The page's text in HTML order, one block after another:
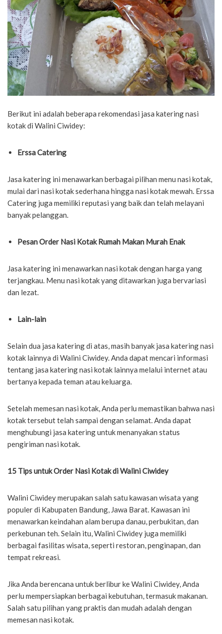
Berikut ini adalah beberapa rekomendasi jasa katering nasi
kotak di Walini Ciwidey:
Erssa Catering
Jasa katering ini menawarkan berbagai pilihan menu nasi kotak,
mulai dari nasi kotak sederhana hingga nasi kotak mewah. Erssa
Catering juga memiliki reputasi yang baik dan telah melayani
banyak pelanggan.
Pesan Order Nasi Kotak Rumah Makan Murah Enak
Jasa katering ini menawarkan nasi kotak dengan harga yang
terjangkau. Menu nasi kotak yang ditawarkan juga bervariasi
dan lezat.
Lain-lain
Selain dua jasa katering di atas, masih banyak jasa katering nasi
kotak lainnya di Walini Ciwidey. Anda dapat mencari informasi
tentang jasa katering nasi kotak lainnya melalui internet atau
bertanya kepada teman atau keluarga.
Setelah memesan nasi kotak, Anda perlu memastikan bahwa nasi
kotak tersebut telah sampai dengan selamat. Anda dapat
menghubungi jasa katering untuk menanyakan status
pengiriman nasi kotak.
15 Tips untuk Order Nasi Kotak di Walini Ciwidey
Walini Ciwidey merupakan salah satu kawasan wisata yang
populer di Kabupaten Bandung, Jawa Barat. Kawasan ini
menawarkan keindahan alam berupa danau, perbukitan, dan
perkebunan teh. Selain itu, Walini Ciwidey juga memiliki
berbagai fasilitas wisata, seperti restoran, penginapan, dan
tempat rekreasi.
Jika Anda berencana untuk berlibur ke Walini Ciwidey, Anda
perlu mempersiapkan berbagai kebutuhan, termasuk makanan.
Salah satu pilihan yang praktis dan mudah adalah dengan
memesan nasi kotak.